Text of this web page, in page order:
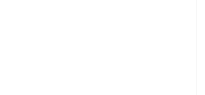
je 5 z 5 hviezdičiek.